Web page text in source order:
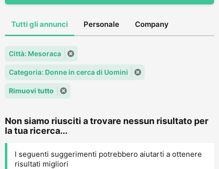
Tutti gli annunci Personale Company
Città: Mesoraca
Categoria: Donne in cerca di Uomini
Rimuovi tutto
Non siamo riusciti a trovare nessun risultato per
la tua ricerca...
I seguenti suggerimenti potrebbero aiutarti a ottenere
risultati migliori